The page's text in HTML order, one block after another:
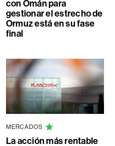
con Omán para
gestionar el estrecho de
Ormuz está en su fase
final
MERCADOS
La acción más rentable